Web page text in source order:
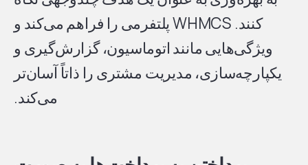
کنند. WHMCS پلتفرمی را فراهم می‌کند و
ویژگی‌هایی مانند اتوماسیون، گزارش‌گیری و
یکپارچه‌سازی، مدیریت مشتری را ذاتاً آسان‌تر
می‌کند.